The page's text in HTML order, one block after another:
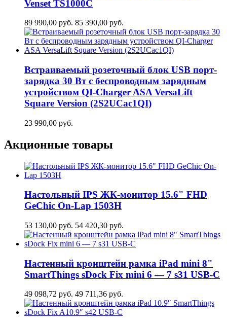
Venset TS1000C
89 990,00 руб. 85 390,00 руб.
Встраиваемый розеточный блок USB порт-
зарядка 30 Вт c беспроводным зарядным
устройством QI-Charger ASA VersaLift
Square Version (2S2UCaс1QI)
23 990,00 руб.
Акционные товары
Настольный IPS ЖК-монитор 15.6" FHD
GeСhic On-Lap 1503H
53 130,00 руб. 54 420,30 руб.
Настенный кронштейн рамка iPad mini 8"
SmartThings sDock Fix mini 6 — 7 s31 USB-C
49 098,72 руб. 49 711,36 руб.